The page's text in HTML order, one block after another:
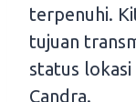
terpenuhi.
tujuan
status lokasi
Candra.